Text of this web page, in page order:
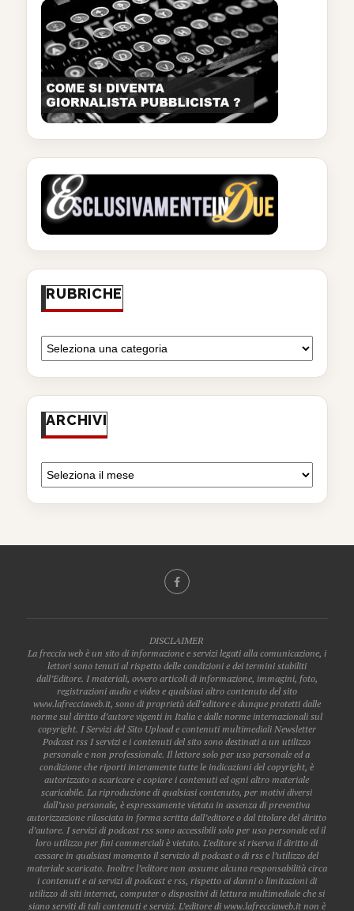
RUBRICHE
ARCHIVI
DISCLAIMER
La freccia web è un sito di informazione e servizi legati alla comunicazione, i
lettori sono tenuti al rispetto delle condizioni e dei termini stabiliti
dall’Editore. I materiali, ovvero articoli di informazione, immagini, foto,
registrazioni audio e video e qualsiasi altro contenuto del sito
www.lafrecciaweb.it, sono di proprietà dell’editore e dunque protetti dalle
norme sul diritto d’autore vigenti in Italia e dalle norme internazionali sul
copyright. I Servizi del Sito Upload e contenuti multimediali Newsletter
Podcast rss I servizi e i contenuti del sito sono destinati a un utilizzo
personale e non professionale. Il lettore solo per uso personale ed a
condizione che riporti interamente tutte le indicazioni del copyright, è
autorizzato a scaricare e copiare i contenuti ed ogni altro materiale
scaricabile. La riproduzione di qualsiasi contenuto, per motivi diversi
dall’uso personale, è espressamente vietata in assenza di preventiva
autorizzazione rilasciata in forma scritta dall’editore o dal titolare del diritto
d’autore. I servizi di podcast rss sono accessibili solo per uso personale ed il
loro utilizzo per fini commerciali è vietato. L’editore si riserva il diritto di
cessare in qualsiasi momento il servizio di podcast o di rss e l’utilizzo del
materiale scaricato. Inoltre l’editore non assume alcuna responsabilità circa
i contenuti e ai servizi di podcast e rss, rispetto ai danni o limitazioni di
utilizzo di siti internet, computer o dispositivi di lettura multimediale che si
siano serviti di tali contenuti e servizi. L’editore di www.lafrecciaweb.it non è